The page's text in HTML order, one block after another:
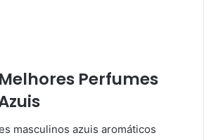
Perfumes
masculinos azuis aromáticos